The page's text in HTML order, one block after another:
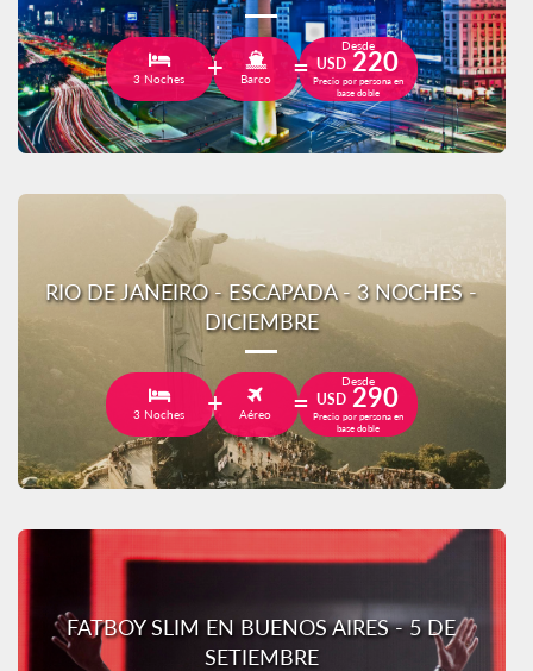
3 Noches Barco
Desde
USD 220
Precio por persona en
base doble
RIO DE JANEIRO - ESCAPADA - 3 NOCHES -
DICIEMBRE
3 Noches Aéreo
Desde
USD 290
Precio por persona en
base doble
FATBOY SLIM EN BUENOS AIRES - 5 DE
SETIEMBRE